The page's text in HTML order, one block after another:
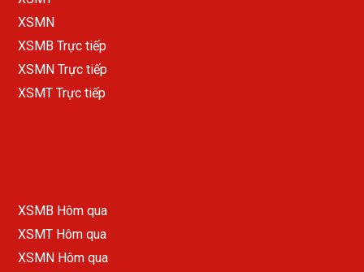
XSMN
XSMB Trực tiếp
XSMN Trực tiếp
XSMT Trực tiếp
XSMB Hôm qua
XSMT Hôm qua
XSMN Hôm qua